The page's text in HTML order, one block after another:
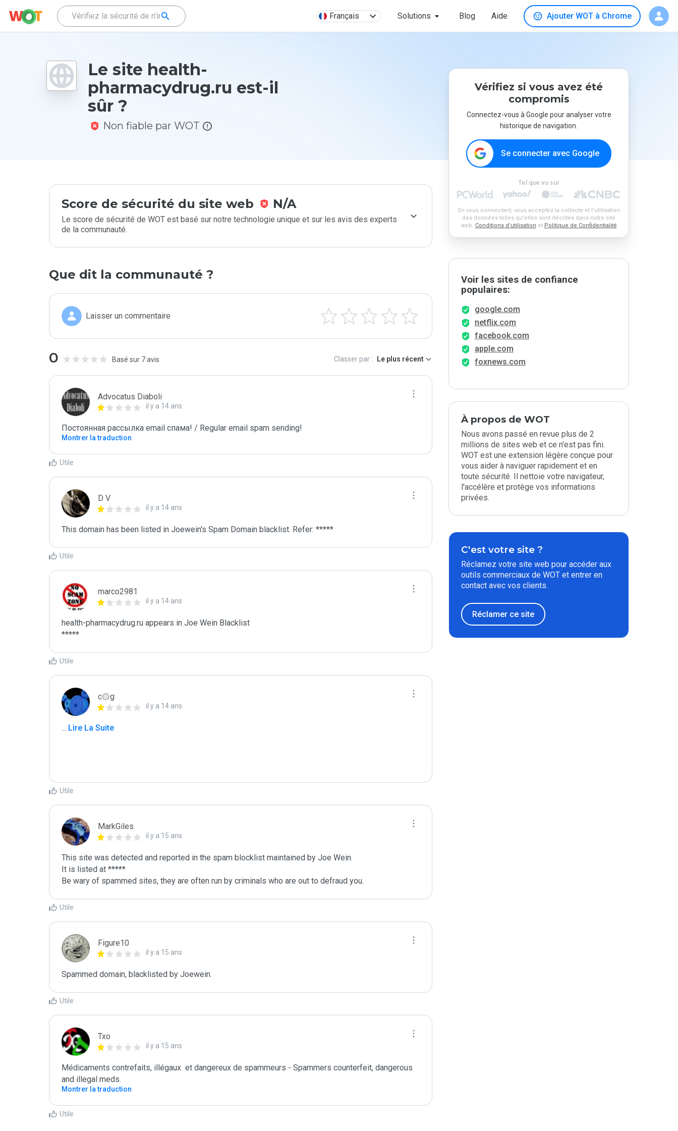
Français Solutions Blog Aide Ajouter WOT à Chrome
Le site health-
pharmacydrug.ru est-il
sûr ?
Non fiable par WOT
Score de sécurité du site web N/A
Le score de sécurité de WOT est basé sur notre technologie unique et sur les avis des experts
de la communauté.
Que dit la communauté ?
Laisser un commentaire
0 Basé sur 7 avis Classer par : Le plus récent
Advocatus Diaboli
il y a 14 ans
Постоянная рассылка email спама! / Regular email spam sending!
Montrer la traduction
Utile
D V
il y a 14 ans
This domain has been listed in Joewein's Spam Domain blacklist. Refer: *****
Utile
marco2981
il y a 14 ans
health-pharmacydrug.ru appears in Joe Wein Blacklist
*****
Utile
c۞g
il y a 14 ans
... Lire La Suite
Utile
MarkGiles
il y a 15 ans
This site was detected and reported in the spam blocklist maintained by Joe Wein.
It is listed at *****
Be wary of spammed sites, they are often run by criminals who are out to defraud you.
Utile
Figure10
il y a 15 ans
Spammed domain, blacklisted by Joewein.
Utile
Txo
il y a 15 ans
Médicaments contrefaits, illégaux  et dangereux de spammeurs - Spammers counterfeit, dangerous
and illegal meds.
Montrer la traduction
Utile
Vérifiez si vous avez été
compromis
Connectez-vous à Google pour analyser votre
historique de navigation.
Se connecter avec Google
Tel que vu sur
En vous connectant, vous acceptez la collecte et l'utilisation
des données telles qu'elles sont décrites dans notre site
web. Conditions d'utilisation et Politique de Confidentialité
Voir les sites de confiance
populaires:
google.com
netflix.com
facebook.com
apple.com
foxnews.com
À propos de WOT
Nous avons passé en revue plus de 2
millions de sites web et ce n'est pas fini.
WOT est une extension légère conçue pour
vous aider à naviguer rapidement et en
toute sécurité. Il nettoie votre navigateur,
l'accélère et protège vos informations
privées.
C'est votre site ?
Réclamez votre site web pour accéder aux
outils commerciaux de WOT et entrer en
contact avec vos clients.
Réclamer ce site